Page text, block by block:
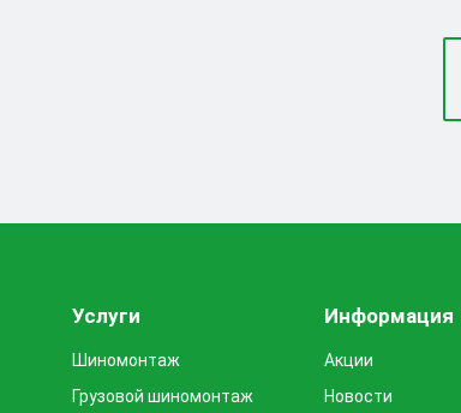
Услуги
Шиномонтаж
Грузовой шиномонтаж
Информация
Акции
Новости